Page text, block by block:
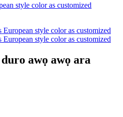
awọ awọ ara